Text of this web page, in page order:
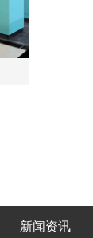
新闻资讯